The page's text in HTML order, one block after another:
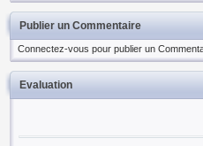
Publier un Commentaire
Connectez-vous pour publier un
Evaluation